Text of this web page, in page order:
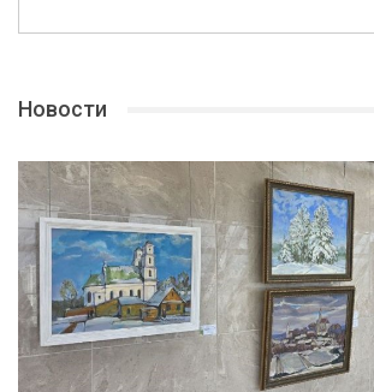
Новости